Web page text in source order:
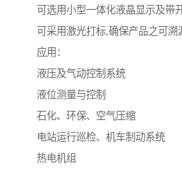
可选用小型一体化液晶显示及带
可采用激光打标,确保产品之可溯
应用：
液压及气动控制系统
液位测量与控制
石化、环保、空气压缩
电站运行巡检、机车制动系统
热电机组